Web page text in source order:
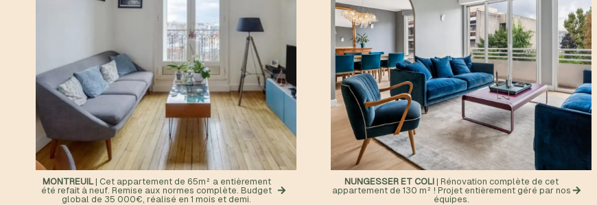
MONTREUIL| Cet appartement de 65m² a entièrement
été refait à neuf. Remise aux normes complète. Budget
global de 35 000€, réalisé en 1 mois et demi.
NUNGESSER ET COLI | Rénovation complète de cet
appartement de 130 m² ! Projet entièrement géré par nos
équipes.